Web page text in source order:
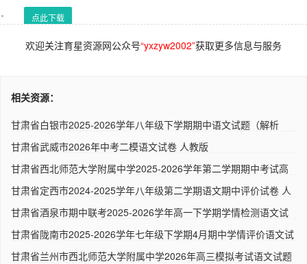
点此下载
欢迎关注育星资源网公众号“yxzyw2002”获取更多信息与服务
相关资源：
甘肃省白银市2025-2026学年八年级下学期期中语文试题（解析
甘肃省武威市2026年中考二模语文试卷 人教版
甘肃省西北师范大学附属中学2025-2026学年第二学期期中考试高
甘肃省定西市2024-2025学年八年级第二学期语文期中评价试卷 人
甘肃省酒泉市期中联考2025-2026学年高一下学期学情检测语文试
甘肃省陇南市2025-2026学年七年级下学期4月期中学情评价语文试
甘肃省兰州市西北师范大学附属中学2026年高三模拟考试语文试题